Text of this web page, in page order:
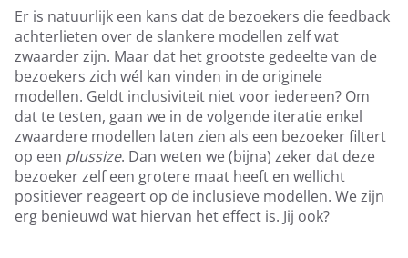
Er is natuurlijk een kans dat de bezoekers die feedback
achterlieten over de slankere modellen zelf wat
zwaarder zijn. Maar dat het grootste gedeelte van de
bezoekers zich wél kan vinden in de originele
modellen. Geldt inclusiviteit niet voor iedereen? Om
dat te testen, gaan we in de volgende iteratie enkel
zwaardere modellen laten zien als een bezoeker filtert
op een plussize. Dan weten we (bijna) zeker dat deze
bezoeker zelf een grotere maat heeft en wellicht
positiever reageert op de inclusieve modellen. We zijn
erg benieuwd wat hiervan het effect is. Jij ook?